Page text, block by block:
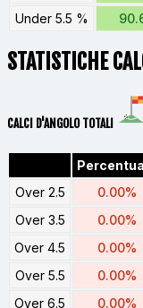
Under 5.5 %
STATISTICHE
CALCI D'ANGOLO TOTALI
Over 2.5
0.00%
Over 3.5
0.00%
Over 4.5
0.00%
Over 5.5
0.00%
Over 6.5
0.00%